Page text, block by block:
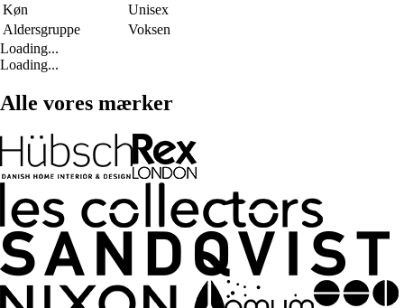
Køn
Unisex
Aldersgruppe
Voksen
Loading...
Loading...
Alle vores mærker